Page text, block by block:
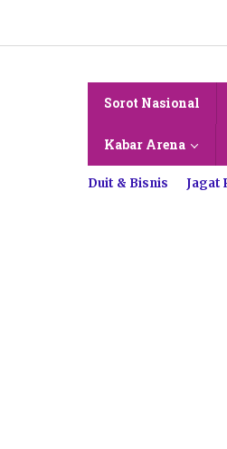
konten
Sorot Nasional
Kabar Arena
Duit & Bisnis Jagat